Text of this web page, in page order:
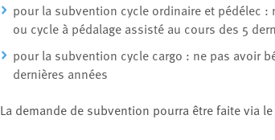
pour la subvention cycle ordinaire et pédélec :
ou cycle à pédalage assisté au cours des 5
pour la subvention cycle cargo : ne pas avoir
dernières années
La demande de subvention pourra être faite via